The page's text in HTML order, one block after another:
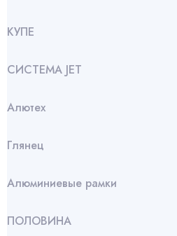
КУПЕ
СИСТЕМА JET
Алютех
Глянец
Алюминиевые рамки
ПОЛОВИНА